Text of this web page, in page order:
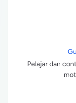
Pelajar dan